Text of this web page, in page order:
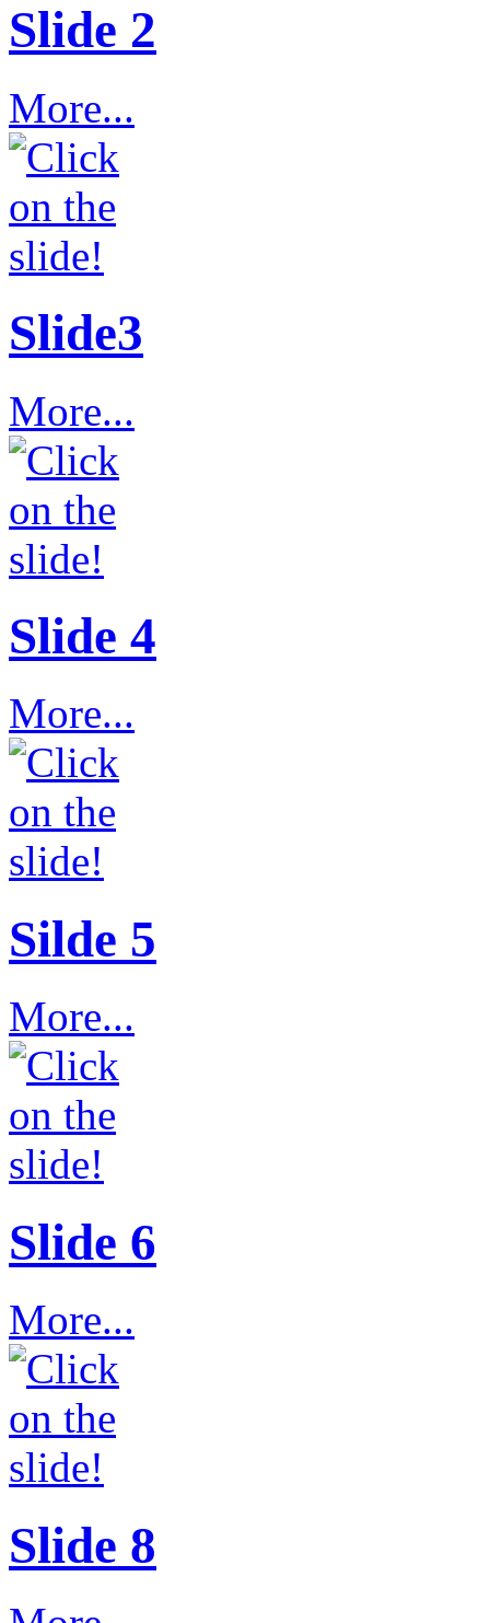
Slide 2
More...
Slide3
More...
Slide 4
More...
Silde 5
More...
Slide 6
More...
Slide 8